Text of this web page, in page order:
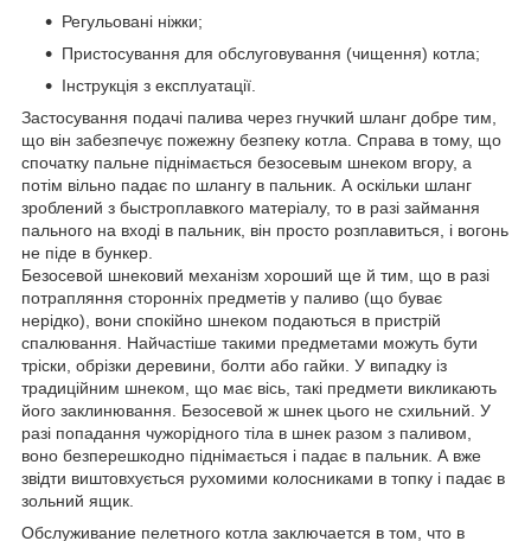
Регульовані ніжки;
Пристосування для обслуговування (чищення) котла;
Інструкція з експлуатації.
Застосування подачі палива через гнучкий шланг добре тим,
що він забезпечує пожежну безпеку котла. Справа в тому, що
спочатку пальне піднімається безосевым шнеком вгору, а
потім вільно падає по шлангу в пальник. А оскільки шланг
зроблений з быстроплавкого матеріалу, то в разі займання
пального на вході в пальник, він просто розплавиться, і вогонь
не піде в бункер.
Безосевой шнековий механізм хороший ще й тим, що в разі
потрапляння сторонніх предметів у паливо (що буває
нерідко), вони спокійно шнеком подаються в пристрій
спалювання. Найчастіше такими предметами можуть бути
тріски, обрізки деревини, болти або гайки. У випадку із
традиційним шнеком, що має вісь, такі предмети викликають
його заклинювання. Безосевой ж шнек цього не схильний. У
разі попадання чужорідного тіла в шнек разом з паливом,
воно безперешкодно піднімається і падає в пальник. А вже
звідти виштовхується рухомими колосниками в топку і падає в
зольний ящик.
Обслуживание пелетного котла заключается в том, что в